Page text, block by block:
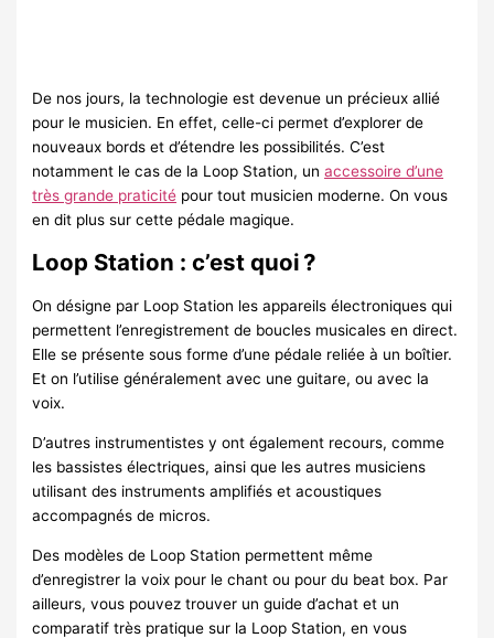
De nos jours, la technologie est devenue un précieux allié
pour le musicien. En effet, celle-ci permet d’explorer de
nouveaux bords et d’étendre les possibilités. C’est
notamment le cas de la Loop Station, unaccessoire d’une
très grande praticité pour tout musicien moderne. On vous
en dit plus sur cette pédale magique.
Loop Station : c’est quoi ?
On désigne par Loop Station les appareils électroniques qui
permettent l’enregistrement de boucles musicales en direct.
Elle se présente sous forme d’une pédale reliée à un boîtier.
Et on l’utilise généralement avec une guitare, ou avec la
voix.
D’autres instrumentistes y ont également recours, comme
les bassistes électriques, ainsi que les autres musiciens
utilisant des instruments amplifiés et acoustiques
accompagnés de micros.
Des modèles de Loop Station permettent même
d’enregistrer la voix pour le chant ou pour du beat box. Par
ailleurs, vous pouvez trouver un guide d’achat et un
comparatif très pratique sur la Loop Station, en vous